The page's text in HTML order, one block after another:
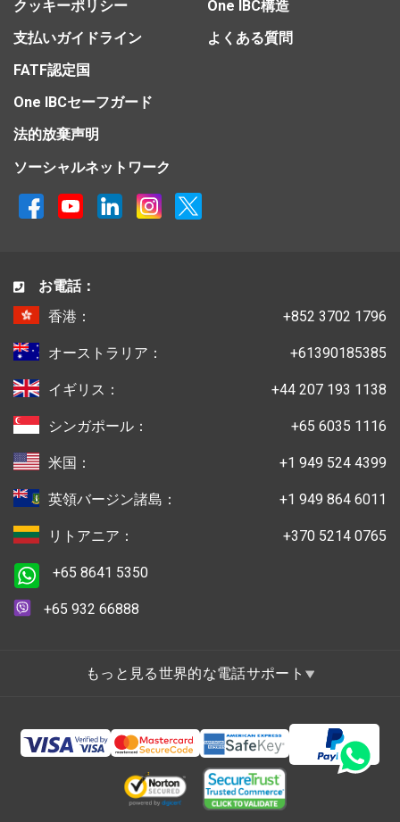
クッキーポリシー
支払いガイドライン
FATF認定国
One IBCセーフガード
法的放棄声明
One IBC構造
よくある質問
ソーシャルネットワーク
お電話：
香港：
+852 3702 1796
オーストラリア： +61390185385
イギリス： +44 207 193 1138
シンガポール： +65 6035 1116
米国： +1 949 524 4399
英領バージン諸島： +1 949 864 6011
リトアニア： +370 5214 0765
+65 8641 5350
+65 932 66888
もっと見る世界的な電話サポート